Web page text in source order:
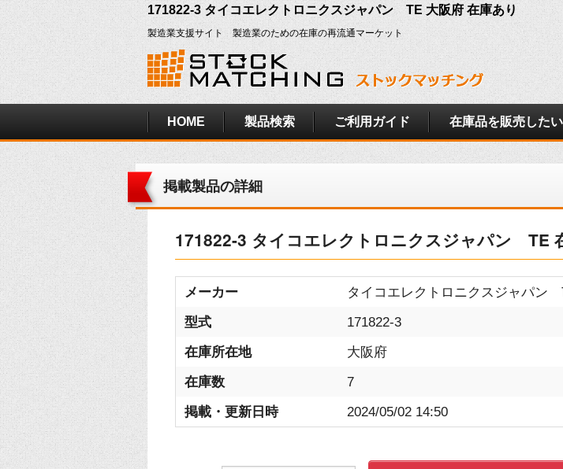
171822-3 タイコエレクトロニクスジャパン TE 大阪府 在庫あり
製造業支援サイト 製造業のための在庫の再流通マーケット
HOME 製品検索 ご利用ガイド 在庫品を販売した
掲載製品の詳細
171822-3 タイコエレクトロニクスジャパン TE
メーカー
タイコエレクトロニクスジャパン
型式
171822-3
在庫所在地
大阪府
在庫数
7
掲載・更新日時
2024/05/02 14:50